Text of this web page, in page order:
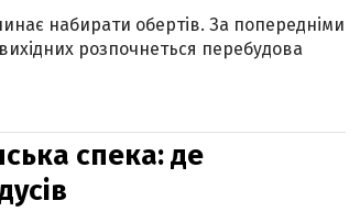
набирати обертів. За попередніми
розпочнеться перебудова
спека: де